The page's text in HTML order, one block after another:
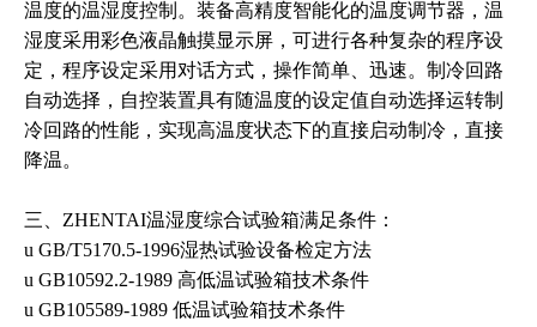
温度的温湿度控制。装备高精度智能化的温度调节器，温
湿度采用彩色液晶触摸显示屏，可进行各种复杂的程序设
定，程序设定采用对话方式，操作简单、迅速。制冷回路
自动选择，自控装置具有随温度的设定值自动选择运转制
冷回路的性能，实现高温度状态下的直接启动制冷，直接
降温。
三、ZHENTAI温湿度综合试验箱满足条件：
u GB/T5170.5-1996湿热试验设备检定方法
u GB10592.2-1989 高低温试验箱技术条件
u GB105589-1989 低温试验箱技术条件